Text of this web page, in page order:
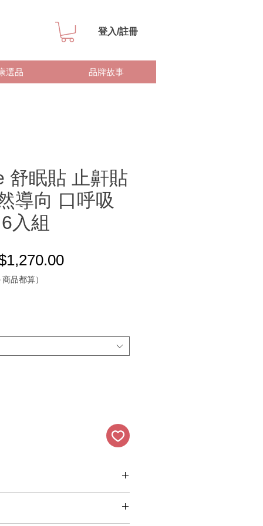
登入/註冊
選品 品牌故事
舒眠貼 止鼾貼
導向 口呼吸
入組
般價格 促銷價格
品都算）
線上刷卡方式進行交易時，作